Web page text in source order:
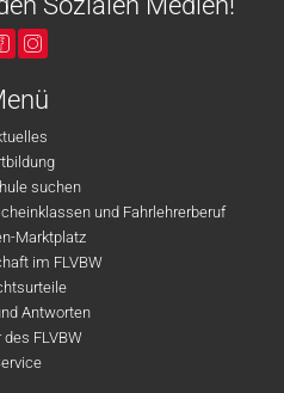
suchen
und Fahrlehrerberuf
Marktplatz
im FLVBW
Antworten
des FLVBW